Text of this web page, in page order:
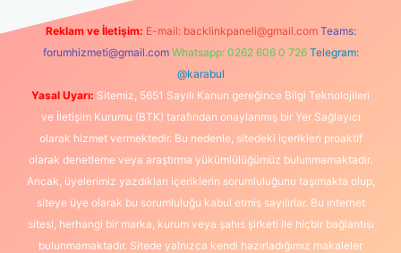
Reklam ve İletişim: E-mail: backlinkpaneli@gmail.com Teams:
forumhizmeti@gmail.com Whatsapp: 0262 606 0 726 Telegram:
@karabul
Yasal Uyarı: Sitemiz, 5651 Sayılı Kanun gereğince Bilgi Teknolojileri
ve İletişim Kurumu (BTK) tarafından onaylanmış bir Yer Sağlayıcı
olarak hizmet vermektedir. Bu nedenle, sitedeki içerikleri proaktif
olarak denetleme veya araştırma yükümlülüğümüz bulunmamaktadır.
Ancak, üyelerimiz yazdıkları içeriklerin sorumluluğunu taşımakta olup,
siteye üye olarak bu sorumluluğu kabul etmiş sayılırlar. Bu internet
sitesi, herhangi bir marka, kurum veya şahıs şirketi ile hiçbir bağlantısı
bulunmamaktadır. Sitede yalnızca kendi hazırladığımız makaleler